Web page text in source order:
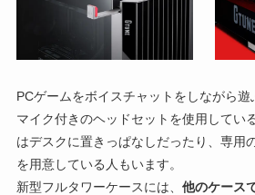
PCゲームをボイスチャットをしながら遊
マイク付きのヘッドセットを使用してい
はデスクに置きっぱなしだったり、専用
を用意している人もいます。
新型フルタワーケースには、 他のケース